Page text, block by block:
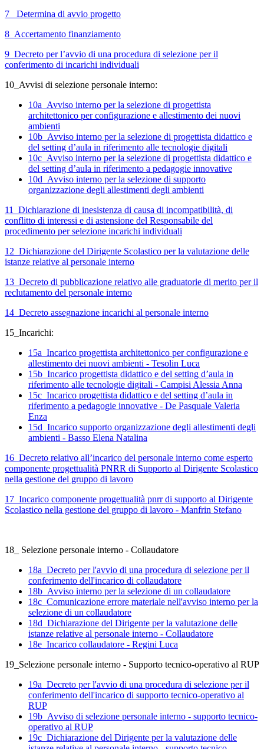
7_ Determina di avvio progetto
8_Accertamento finanziamento
9_Decreto per l’avvio di una procedura di selezione per il
conferimento di incarichi individuali
10_Avvisi di selezione personale interno:
10a_Avviso interno per la selezione di progettista
architettonico per configurazione e allestimento dei nuovi
ambienti
10b_Avviso interno per la selezione di progettista didattico e
del setting d’aula in riferimento alle tecnologie digitali
10c_Avviso interno per la selezione di progettista didattico e
del setting d’aula in riferimento a pedagogie innovative
10d_Avviso interno per la selezione di supporto
organizzazione degli allestimenti degli ambienti
11_Dichiarazione di inesistenza di causa di incompatibilità, di
conflitto di interessi e di astensione del Responsabile del
procedimento per selezione incarichi individuali
12_Dichiarazione del Dirigente Scolastico per la valutazione delle
istanze relative al personale interno
13_Decreto di pubblicazione relativo alle graduatorie di merito per il
reclutamento del personale interno
14_Decreto assegnazione incarichi al personale interno
15_Incarichi:
15a_Incarico progettista architettonico per configurazione e
allestimento dei nuovi ambienti - Tesolin Luca
15b_Incarico progettista didattico e del setting d’aula in
riferimento alle tecnologie digitali - Campisi Alessia Anna
15c_Incarico progettista didattico e del setting d’aula in
riferimento a pedagogie innovative - De Pasquale Valeria
Enza
15d_Incarico supporto organizzazione degli allestimenti degli
ambienti - Basso Elena Natalina
16_Decreto relativo all’incarico del personale interno come esperto
componente progettualità PNRR di Supporto al Dirigente Scolastico
nella gestione del gruppo di lavoro
17_Incarico componente progettualità pnrr di supporto al Dirigente
Scolastico nella gestione del gruppo di lavoro - Manfrin Stefano
18_ Selezione personale interno - Collaudatore
18a_Decreto per l'avvio di una procedura di selezione per il
conferimento dell'incarico di collaudatore
18b_Avviso interno per la selezione di un collaudatore
18c_Comunicazione errore materiale nell'avviso interno per la
selezione di un collaudatore
18d_Dichiarazione del Dirigente per la valutazione delle
istanze relative al personale interno - Collaudatore
18e_Incarico collaudatore - Regini Luca
19_Selezione personale interno - Supporto tecnico-operativo al RUP
19a_Decreto per l'avvio di una procedura di selezione per il
conferimento dell'incarico di supporto tecnico-operativo al
RUP
19b_Avviso di selezione personale interno - supporto tecnico-
operativo al RUP
19c_Dichiarazione del Dirigente per la valutazione delle